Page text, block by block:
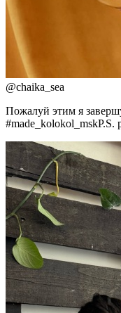
@chaika_sea
Пожалуй этим я
#made_kolokol_mskP.S.